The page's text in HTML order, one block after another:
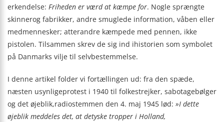
erkendelse: Friheden er værd at kæmpe for. Nogle sprængte
skinnerog fabrikker, andre smuglede information, våben eller
medmennesker; atterandre kæmpede med pennen, ikke
pistolen. Tilsammen skrev de sig ind ihistorien som symbolet
på Danmarks vilje til selvbestemmelse.
I denne artikel folder vi fortællingen ud: fra den spæde,
næsten usynligeprotest i 1940 til folkestrejker, sabotagebølger
og det øjeblik,radiostemmen den 4. maj 1945 lød: »I dette
øjeblik meddeles det, at detyske tropper i Holland,